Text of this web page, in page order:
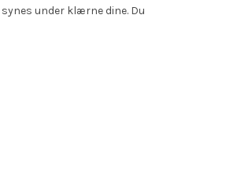
under klærne dine. Du